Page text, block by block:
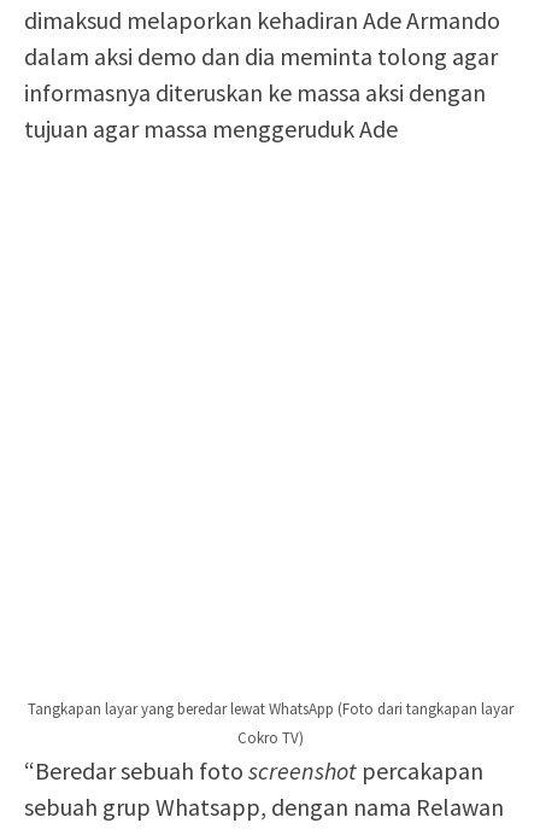
dimaksud melaporkan kehadiran Ade Armando
dalam aksi demo dan dia meminta tolong agar
informasnya diteruskan ke massa aksi dengan
tujuan agar massa menggeruduk Ade
Tangkapan layar yang beredar lewat WhatsApp (Foto dari tangkapan layar
Cokro TV)
“Beredar sebuah foto screenshot percakapan
sebuah grup Whatsapp, dengan nama Relawan